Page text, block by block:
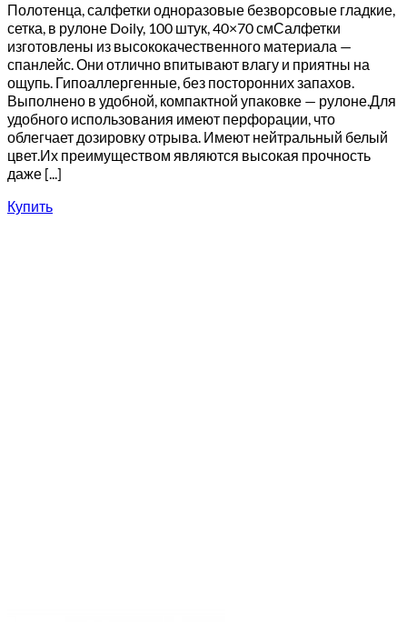
Полотенца, салфетки одноразовые безворсовые гладкие,
сетка, в рулоне Doily, 100 штук, 40×70 смСалфетки
изготовлены из высококачественного материала —
спанлейс. Они отлично впитывают влагу и приятны на
ощупь. Гипоаллергенные, без посторонних запахов.
Выполнено в удобной, компактной упаковке — рулоне.Для
удобного использования имеют перфорации, что
облегчает дозировку отрыва. Имеют нейтральный белый
цвет.Их преимуществом являются высокая прочность
даже [...]
Купить